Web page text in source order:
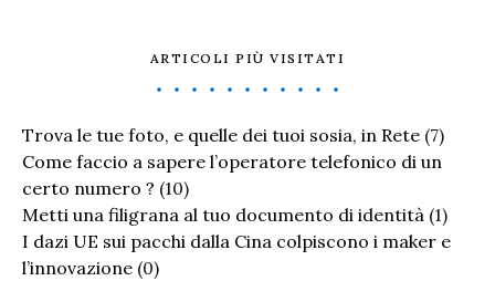
ARTICOLI PIÙ VISITATI
Trova le tue foto, e quelle dei tuoi sosia, in Rete (7)
Come faccio a sapere l’operatore telefonico di un
certo numero ? (10)
Metti una filigrana al tuo documento di identità (1)
I dazi UE sui pacchi dalla Cina colpiscono i maker e
l’innovazione (0)